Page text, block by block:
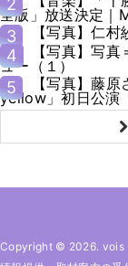
2
全版」放送決定｜
3
【写真】仁
4
【写真】写
ュー（１）
5
【写真】藤
yellow」初日公演
Copyright © 2026. vois